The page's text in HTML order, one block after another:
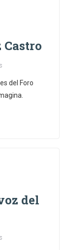
Castro
del Foro
del